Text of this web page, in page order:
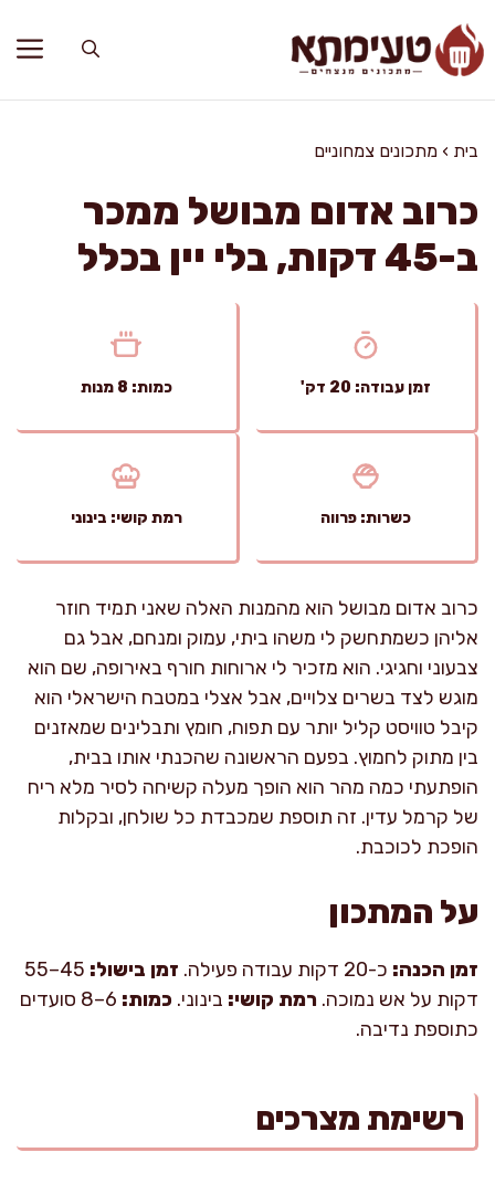
לתוכן
בית › מתכונים צמחוניים
כרוב אדום מבושל ממכר
ב-45 דקות, בלי יין בכלל
זמן עבודה: 20 דק' כמות: 8 מנות
כשרות: פרווה רמת קושי: בינוני
כרוב אדום מבושל הוא מהמנות האלה שאני תמיד חוזר
אליהן כשמתחשק לי משהו ביתי, עמוק ומנחם, אבל גם
צבעוני וחגיגי. הוא מזכיר לי ארוחות חורף באירופה, שם הוא
מוגש לצד בשרים צלויים, אבל אצלי במטבח הישראלי הוא
קיבל טוויסט קליל יותר עם תפוח, חומץ ותבלינים שמאזנים
בין מתוק לחמוץ. בפעם הראשונה שהכנתי אותו בבית,
הופתעתי כמה מהר הוא הופך מעלה קשיחה לסיר מלא ריח
של קרמל עדין. זה תוספת שמכבדת כל שולחן, ובקלות
הופכת לכוכבת.
על המתכון
זמן הכנה: כ-20 דקות עבודה פעילה. זמן בישול:
45–55
דקות על אש נמוכה. רמת קושי: בינוני. כמות:
6–8 סועדים
כתוספת נדיבה.
רשימת מצרכים